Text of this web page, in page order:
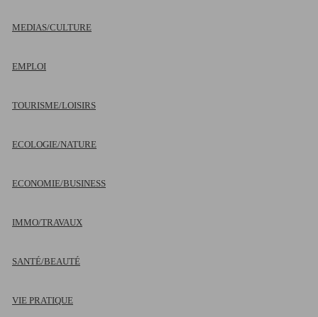
MEDIAS/CULTURE
EMPLOI
TOURISME/LOISIRS
ECOLOGIE/NATURE
ECONOMIE/BUSINESS
IMMO/TRAVAUX
SANTÉ/BEAUTÉ
VIE PRATIQUE